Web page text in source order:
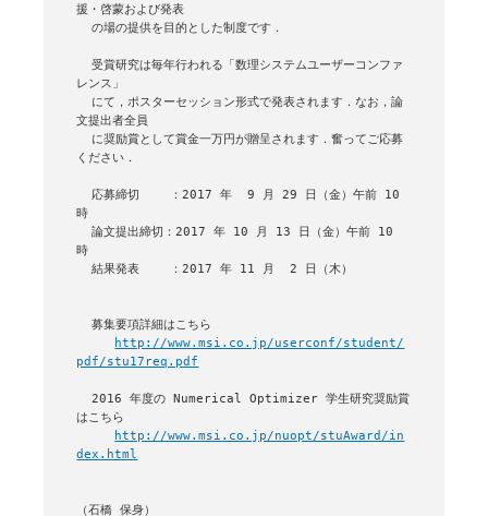
援・啓蒙および発表
  の場の提供を目的とした制度です．
  受賞研究は毎年行われる「数理システムユーザーコンファ
レンス」
文提出者全員
ください．
時
  論文提出締切：2017 年 10 月 13 日（金）午前 10
時
  結果発表    ：2017 年 11 月  2 日（木）
  募集要項詳細はこちら
http://www.msi.co.jp/userconf/student/
pdf/stu17req.pdf
  2016 年度の Numerical Optimizer 学生研究奨励賞
はこちら
http://www.msi.co.jp/nuopt/stuAward/in
dex.html
（石橋 保身）